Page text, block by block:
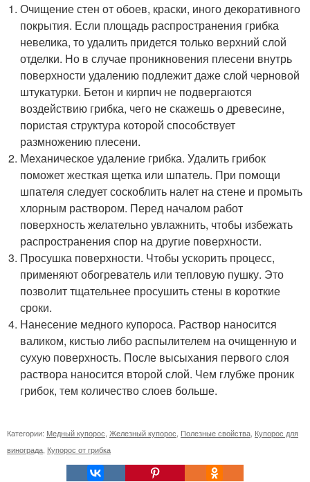
Очищение стен от обоев, краски, иного декоративного
покрытия. Если площадь распространения грибка
невелика, то удалить придется только верхний слой
отделки. Но в случае проникновения плесени внутрь
поверхности удалению подлежит даже слой черновой
штукатурки. Бетон и кирпич не подвергаются
воздействию грибка, чего не скажешь о древесине,
пористая структура которой способствует
размножению плесени.
Механическое удаление грибка. Удалить грибок
поможет жесткая щетка или шпатель. При помощи
шпателя следует соскоблить налет на стене и промыть
хлорным раствором. Перед началом работ
поверхность желательно увлажнить, чтобы избежать
распространения спор на другие поверхности.
Просушка поверхности. Чтобы ускорить процесс,
применяют обогреватель или тепловую пушку. Это
позволит тщательнее просушить стены в короткие
сроки.
Нанесение медного купороса. Раствор наносится
валиком, кистью либо распылителем на очищенную и
сухую поверхность. После высыхания первого слоя
раствора наносится второй слой. Чем глубже проник
грибок, тем количество слоев больше.
Категории: Медный купорос, Железный купорос, Полезные свойства, Купорос для
винограда, Купорос от грибка